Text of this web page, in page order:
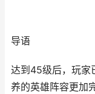
导语
达到45级后，玩家
养的英雄阵容更加